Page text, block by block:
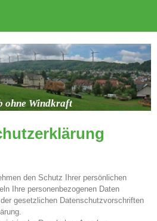
ohne Windkraft
den Schutz Ihrer persönlichen
Ihre personenbezogenen Daten
gesetzlichen Datenschutzvorschriften